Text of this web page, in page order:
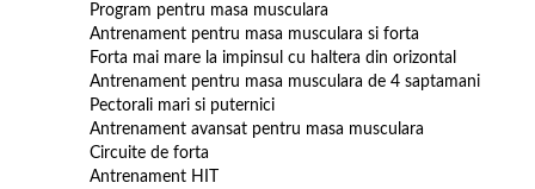
Program pentru masa musculara
Antrenament pentru masa musculara si forta
Forta mai mare la impinsul cu haltera din orizontal
Antrenament pentru masa musculara de 4 saptamani
Pectorali mari si puternici
Antrenament avansat pentru masa musculara
Circuite de forta
Antrenament HIT